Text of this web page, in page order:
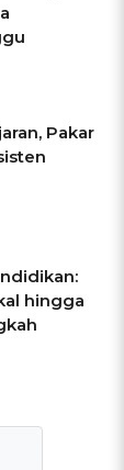
Pakar
hingga